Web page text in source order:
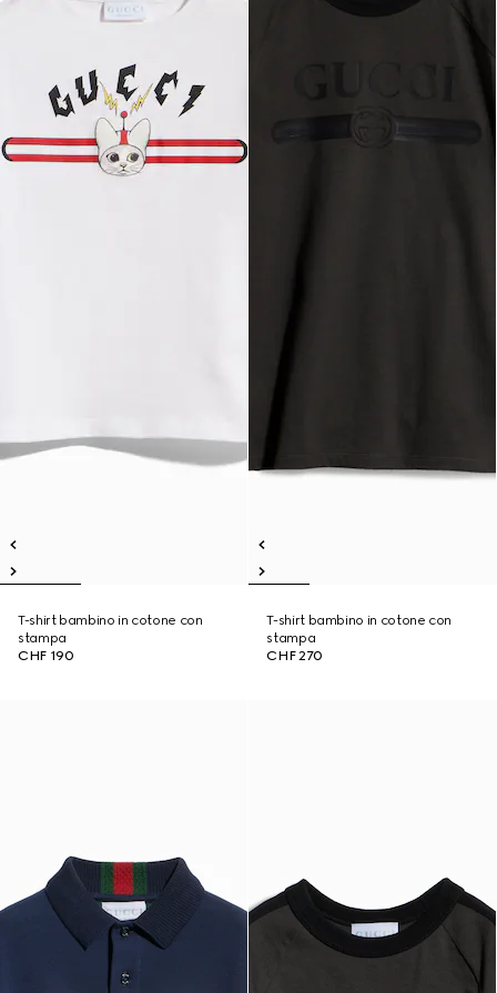
T-shirt bambino in cotone con
stampa
CHF 190
T-shirt bambino in cotone con
stampa
CHF 270